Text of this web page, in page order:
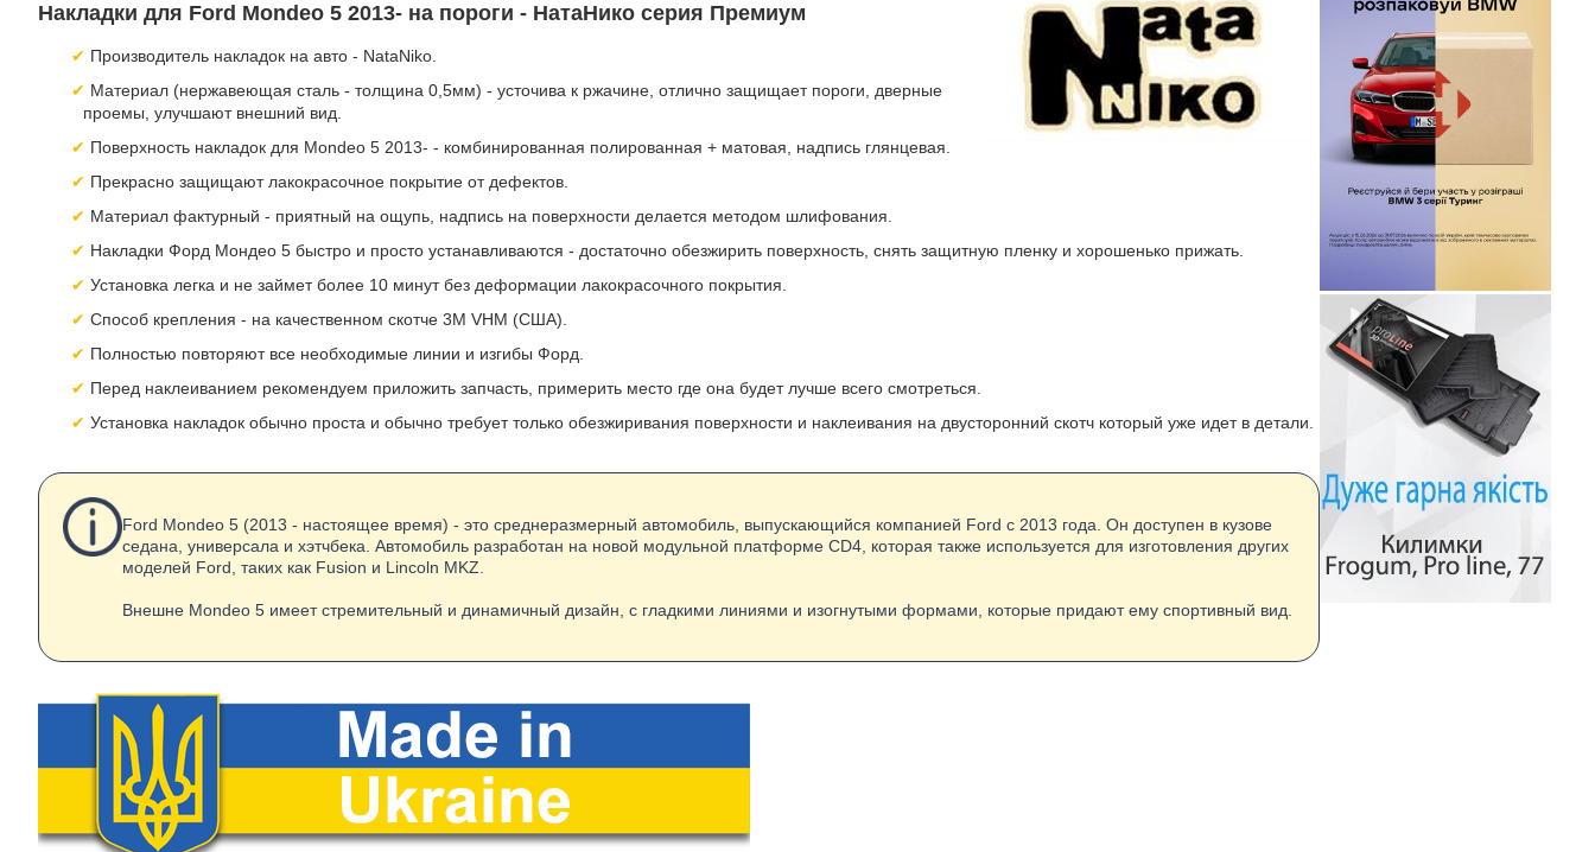
Накладки для Ford Mondeo 5 2013- на пороги - НатаНико серия Премиум
Производитель накладок на авто - NataNiko.
Материал (нержавеющая сталь - толщина 0,5мм) - усточива к ржачине, отлично защищает пороги, дверные
проемы, улучшают внешний вид.
Поверхность накладок для Mondeo 5 2013- - комбинированная полированная + матовая, надпись глянцевая.
Прекрасно защищают лакокрасочное покрытие от дефектов.
Материал фактурный - приятный на ощупь, надпись на поверхности делается методом шлифования.
Накладки Форд Мондео 5 быстро и просто устанавливаются - достаточно обезжирить поверхность, снять защитную пленку и хорошенько прижать.
Установка легка и не займет более 10 минут без деформации лакокрасочного покрытия.
Способ крепления - на качественном скотче 3M VHM (США).
Полностью повторяют все необходимые линии и изгибы Форд.
Перед наклеиванием рекомендуем приложить запчасть, примерить место где она будет лучше всего смотреться.
Установка накладок обычно проста и обычно требует только обезжиривания поверхности и наклеивания на двусторонний скотч который уже идет в детали.
Ford Mondeo 5 (2013 - настоящее время) - это среднеразмерный автомобиль, выпускающийся компанией Ford с 2013 года. Он доступен в кузове
седана, универсала и хэтчбека. Автомобиль разработан на новой модульной платформе CD4, которая также используется для изготовления других
моделей Ford, таких как Fusion и Lincoln MKZ.
Внешне Mondeo 5 имеет стремительный и динамичный дизайн, с гладкими линиями и изогнутыми формами, которые придают ему спортивный вид.